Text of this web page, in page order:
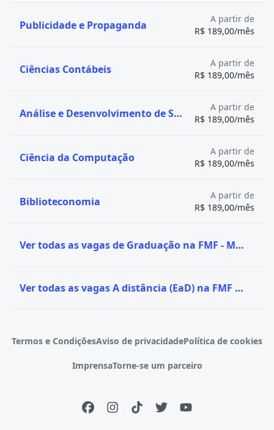
Publicidade e Propaganda
A partir de
R$ 189,00/mês
Ciências Contábeis
A partir de
R$ 189,00/mês
Análise e Desenvolvimento de Sistemas
A partir de
R$ 189,00/mês
Ciência da Computação
A partir de
R$ 189,00/mês
Biblioteconomia
A partir de
R$ 189,00/mês
Ver todas as vagas de Graduação na FMF - Martha Falcão
Ver todas as vagas A distância (EaD) na FMF - Martha Falcão
Termos e CondiçõesAviso de privacidadePolítica de cookies
ImprensaTorne-se um parceiro